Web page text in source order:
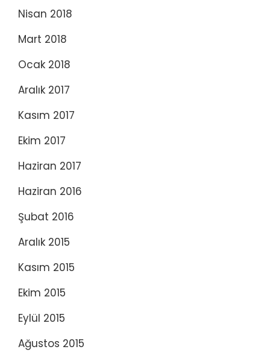
Nisan 2018
Mart 2018
Ocak 2018
Aralık 2017
Kasım 2017
Ekim 2017
Haziran 2017
Haziran 2016
Şubat 2016
Aralık 2015
Kasım 2015
Ekim 2015
Eylül 2015
Ağustos 2015